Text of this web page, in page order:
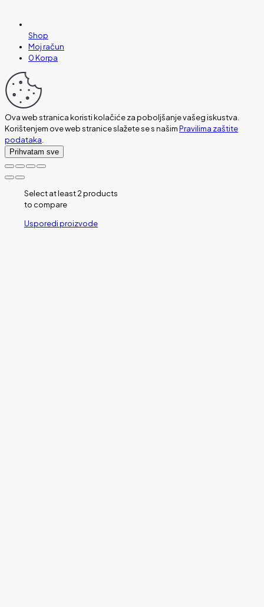
Shop
Moj račun
0Korpa
Ova web stranica koristi kolačiće za poboljšanje vašeg iskustva.
Korištenjem ove web stranice slažete se s našimPravilima zaštite
podataka.
Prihvatam sve
Select at least 2 products
to compare
Usporedi proizvode